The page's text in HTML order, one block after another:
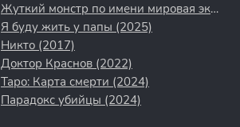
Жуткий монстр по имени мировая экономика (2019)
Я буду жить у папы (2025)
Никто (2017)
Доктор Краснов (2022)
Таро: Карта смерти (2024)
Парадокс убийцы (2024)